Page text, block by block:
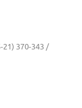
21) 370-343 /